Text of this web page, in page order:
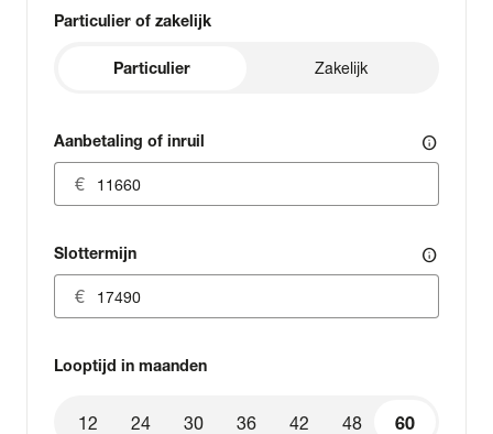
Particulier of zakelijk
Particulier Zakelijk
Aanbetaling of inruil info
Slottermijn info
Looptijd in maanden
60
12 24 30 36 42 48 60